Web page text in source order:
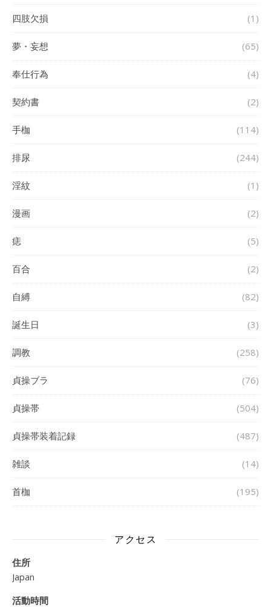
四肢欠損 (1)
夢・妄想 (65)
奉仕行為 (4)
契約書 (2)
手枷 (114)
排尿 (244)
淫紋 (1)
漫画 (2)
痣 (5)
百合 (2)
自縛 (82)
誕生日 (3)
調教 (258)
貞操ブラ (76)
貞操帯 (504)
貞操帯装着記録 (487)
雑談 (14)
首枷 (195)
アクセス
住所
Japan
活動時間